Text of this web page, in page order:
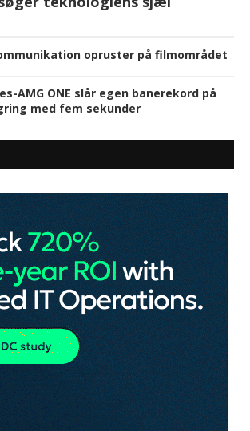
opruster på filmområdet
AMG ONE slår egen banerekord på
med fem sekunder